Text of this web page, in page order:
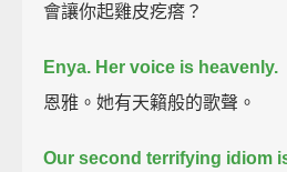
會讓你起雞皮疙瘩？
Enya. Her voice is heavenly.
恩雅。她有天籟般的歌聲。
Our second terrifying idiom